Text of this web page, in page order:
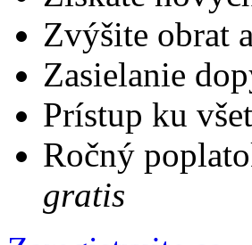
Získate
Zvýšite obrat
Zasielanie
Prístup ku
Ročný
gratis